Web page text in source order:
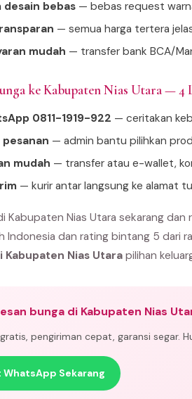
desain bebas— bebas request
— semua harga tertera
mudah — transfer bank BCA/
ke Kabupaten Nias Utara — 4
0811-1919-922 — ceritakan
— admin bantu pilihkan
mudah — transfer atau e-wallet,
— kurir antar langsung ke alamat
Kabupaten Nias Utara sekarang
Indonesia dan rating bintang 5 dari
Nias Utarapilihan
bunga di Kabupaten Nias
pengiriman cepat, garansi segar.
WhatsApp Sekarang